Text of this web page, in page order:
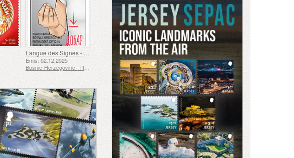
Langue des Signes - Bien
Émis: 02.12.2025